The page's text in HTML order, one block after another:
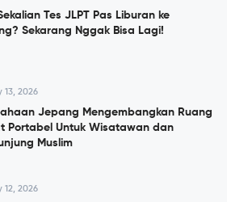
Tes JLPT Pas Liburan ke
Sekarang Nggak Bisa Lagi!
13, 2026
Jepang Mengembangkan Ruang
Portabel Untuk Wisatawan dan
Muslim
12, 2026